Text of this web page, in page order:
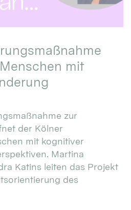
mit
zur
der Kölner
mit kognitiver
Martina
Katins leiten das Projekt
des